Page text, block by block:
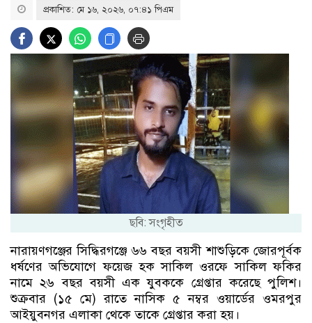
প্রকাশিত: মে ১৬, ২০২৬, ০৭:৪১ পিএম
ছবি: সংগৃহীত
নারায়ণগঞ্জের সিদ্ধিরগঞ্জে ৬৬ বছর বয়সী শাশুড়িকে জোরপূর্বক
ধর্ষণের অভিযোগে ফয়েজ হক সাকিল ওরফে সাকিল ফকির
নামে ২৬ বছর বয়সী এক যুবককে গ্রেপ্তার করেছে পুলিশ।
শুক্রবার (১৫ মে) রাতে নাসিক ৫ নম্বর ওয়ার্ডের ওমরপুর
আইয়ুবনগর এলাকা থেকে তাকে গ্রেপ্তার করা হয়।